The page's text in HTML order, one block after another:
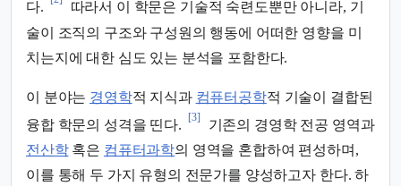
다.
따라서 이 학문은 기술적 숙련도뿐만 아니라, 기
술이 조직의 구조와 구성원의 행동에 어떠한 영향을 미
치는지에 대한 심도 있는 분석을 포함한다.
이 분야는 경영학적 지식과 컴퓨터공학적 기술이 결합된
융합 학문의 성격을 띤다.
[3]
기존의 경영학 전공 영역과
전산학혹은 컴퓨터과학의 영역을 혼합하여 편성하며,
이를 통해 두 가지 유형의 전문가를 양성하고자 한다. 하